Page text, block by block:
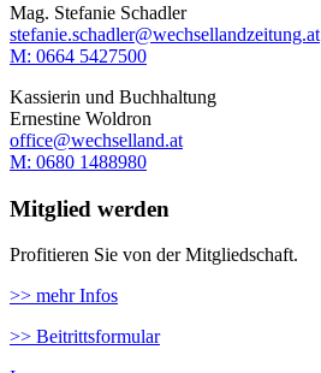
Mag. Stefanie Schadler
stefanie.schadler@wechsellandzeitung.at
M: ‭0664 5427500‬
Kassierin und Buchhaltung
Ernestine Woldron
office@wechselland.at
M: ‭0680 1488980‬
Mitglied werden
Profitieren Sie von der Mitgliedschaft.
>> mehr Infos
>> Beitrittsformular